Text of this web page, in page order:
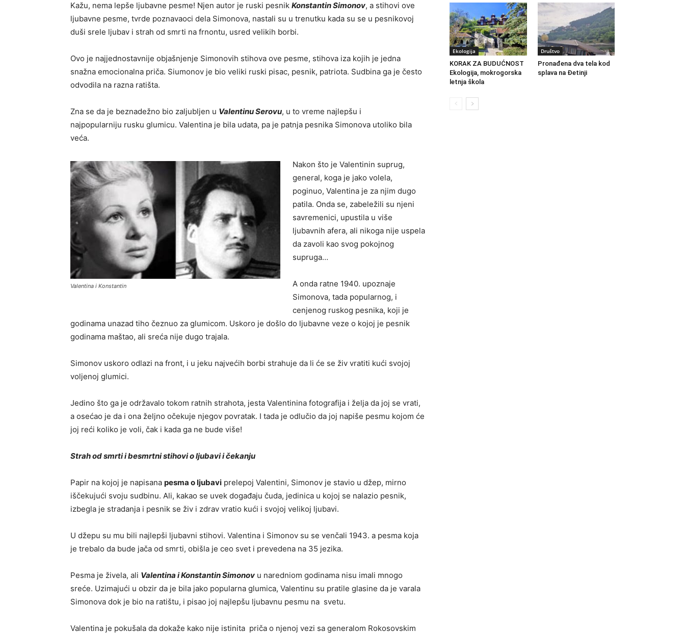
Kažu, nema lepše ljubavne pesme! Njen autor je ruski pesnik Konstantin Simonov, a stihovi ove
ljubavne pesme, tvrde poznavaoci dela Simonova, nastali su u trenutku kada su se u pesnikovoj
duši srele ljubav i strah od smrti na frnontu, usred velikih borbi.
Ovo je najjednostavnije objašnjenje Simonovih stihova ove pesme, stihova iza kojih je jedna
snažna emocionalna priča. Siumonov je bio veliki ruski pisac, pesnik, patriota. Sudbina ga je često
odvodila na razna ratišta.
Zna se da je beznadežno bio zaljubljen u Valentinu Serovu, u to vreme najlepšu i
najpopularniju rusku glumicu. Valentina je bila udata, pa je patnja pesnika Simonova utoliko bila
veća.
Valentina i Konstantin
Nakon što je Valentinin suprug,
general, koga je jako volela,
poginuo, Valentina je za njim dugo
patila. Onda se, zabeležili su njeni
savremenici, upustila u više
ljubavnih afera, ali nikoga nije uspela
da zavoli kao svog pokojnog
supruga…
A onda ratne 1940. upoznaje
Simonova, tada popularnog, i
cenjenog ruskog pesnika, koji je
godinama unazad tiho čeznuo za glumicom. Uskoro je došlo do ljubavne veze o kojoj je pesnik
godinama maštao, ali sreća nije dugo trajala.
Simonov uskoro odlazi na front, i u jeku najvećih borbi strahuje da li će se živ vratiti kući svojoj
voljenoj glumici.
Jedino što ga je održavalo tokom ratnih strahota, jesta Valentinina fotografija i želja da joj se vrati,
a osećao je da i ona željno očekuje njegov povratak. I tada je odlučio da joj napiše pesmu kojom će
joj reći koliko je voli, čak i kada ga ne bude više!
Strah od smrti i besmrtni stihovi o ljubavi i čekanju
Papir na kojoj je napisana pesma o ljubavi prelepoj Valentini, Simonov je stavio u džep, mirno
iščekujući svoju sudbinu. Ali, kakao se uvek događaju čuda, jedinica u kojoj se nalazio pesnik,
izbegla je stradanja i pesnik se živ i zdrav vratio kući i svojoj velikoj ljubavi.
U džepu su mu bili najlepši ljubavni stihovi. Valentina i Simonov su se venčali 1943. a pesma koja
je trebalo da bude jača od smrti, obišla je ceo svet i prevedena na 35 jezika.
Pesma je živela, ali Valentina i Konstantin Simonov u naredniom godinama nisu imali mnogo
sreće. Uzimajući u obzir da je bila jako popularna glumica, Valentinu su pratile glasine da je varala
Simonova dok je bio na ratištu, i pisao joj najlepšu ljubavnu pesmu na svetu.
Valentina je pokušala da dokaže kako nije istinita priča o njenoj vezi sa generalom Rokosovskim
Ekologija
KORAK ZA BUDUĆNOST
Ekologija, mokrogorska
letnja škola
Društvo
Pronađena dva tela kod
splava na Đetinji